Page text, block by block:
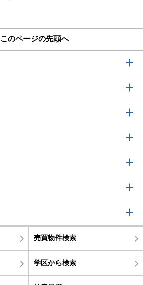
このページの先頭へ
売買物件検索
学区から検索